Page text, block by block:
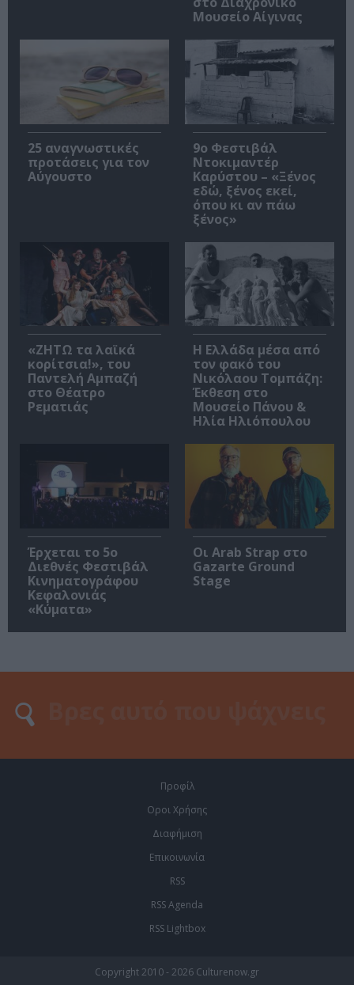
Μουσείο Αίγινας
25 αναγνωστικές
προτάσεις για τον
Αύγουστο
9ο Φεστιβάλ
Ντοκιμαντέρ
Καρύστου – «Ξένος
εδώ, ξένος εκεί,
όπου κι αν πάω
ξένος»
«ΖΗΤΩ τα λαϊκά
κορίτσια!», του
Παντελή Αμπαζή
στο Θέατρο
Ρεματιάς
Η Ελλάδα μέσα από
τον φακό του
Νικόλαου Τομπάζη:
Έκθεση στο
Μουσείο Πάνου &
Ηλία Ηλιόπουλου
Έρχεται το 5ο
Διεθνές Φεστιβάλ
Κινηματογράφου
Κεφαλονιάς
«Κύματα»
Οι Arab Strap στο
Gazarte Ground
Stage
Προφίλ
Οροι Χρήσης
Διαφήμιση
Επικοινωνία
RSS
RSS Agenda
RSS Lightbox
Copyright 2010 - 2026 Culturenow.gr